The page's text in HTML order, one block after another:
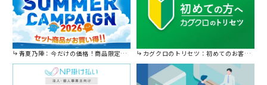
青夏乃陣：今だけの価格！商品限定セール開催中です。 カグクロのトリセツ：初めてのお客様はこちら。